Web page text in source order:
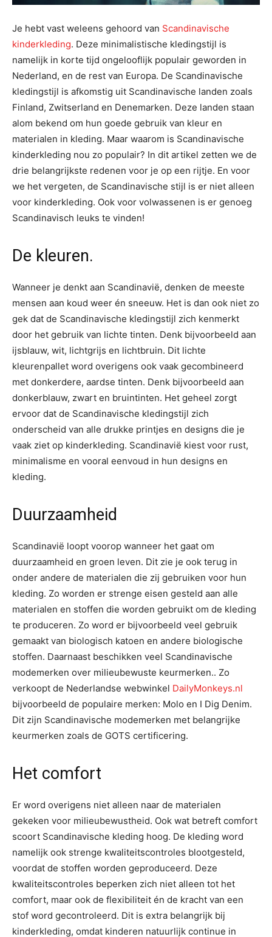
Je hebt vast weleens gehoord van Scandinavische
kinderkleding. Deze minimalistische kledingstijl is
namelijk in korte tijd ongelooflijk populair geworden in
Nederland, en de rest van Europa. De Scandinavische
kledingstijl is afkomstig uit Scandinavische landen zoals
Finland, Zwitserland en Denemarken. Deze landen staan
alom bekend om hun goede gebruik van kleur en
materialen in kleding. Maar waarom is Scandinavische
kinderkleding nou zo populair? In dit artikel zetten we de
drie belangrijkste redenen voor je op een rijtje. En voor
we het vergeten, de Scandinavische stijl is er niet alleen
voor kinderkleding. Ook voor volwassenen is er genoeg
Scandinavisch leuks te vinden!
De kleuren.
Wanneer je denkt aan Scandinavië, denken de meeste
mensen aan koud weer én sneeuw. Het is dan ook niet zo
gek dat de Scandinavische kledingstijl zich kenmerkt
door het gebruik van lichte tinten. Denk bijvoorbeeld aan
ijsblauw, wit, lichtgrijs en lichtbruin. Dit lichte
kleurenpallet word overigens ook vaak gecombineerd
met donkerdere, aardse tinten. Denk bijvoorbeeld aan
donkerblauw, zwart en bruintinten. Het geheel zorgt
ervoor dat de Scandinavische kledingstijl zich
onderscheid van alle drukke printjes en designs die je
vaak ziet op kinderkleding. Scandinavië kiest voor rust,
minimalisme en vooral eenvoud in hun designs en
kleding.
Duurzaamheid
Scandinavië loopt voorop wanneer het gaat om
duurzaamheid en groen leven. Dit zie je ook terug in
onder andere de materialen die zij gebruiken voor hun
kleding. Zo worden er strenge eisen gesteld aan alle
materialen en stoffen die worden gebruikt om de kleding
te produceren. Zo word er bijvoorbeeld veel gebruik
gemaakt van biologisch katoen en andere biologische
stoffen. Daarnaast beschikken veel Scandinavische
modemerken over milieubewuste keurmerken.. Zo
verkoopt de Nederlandse webwinkel DailyMonkeys.nl
bijvoorbeeld de populaire merken: Molo en I Dig Denim.
Dit zijn Scandinavische modemerken met belangrijke
keurmerken zoals de GOTS certificering.
Het comfort
Er word overigens niet alleen naar de materialen
gekeken voor milieubewustheid. Ook wat betreft comfort
scoort Scandinavische kleding hoog. De kleding word
namelijk ook strenge kwaliteitscontroles blootgesteld,
voordat de stoffen worden geproduceerd. Deze
kwaliteitscontroles beperken zich niet alleen tot het
comfort, maar ook de flexibiliteit én de kracht van een
stof word gecontroleerd. Dit is extra belangrijk bij
kinderkleding, omdat kinderen natuurlijk continue in